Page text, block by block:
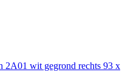
2A01 wit gegrond rechts 93 x